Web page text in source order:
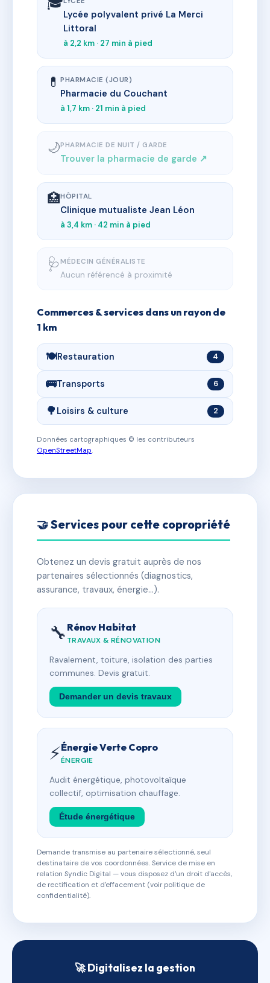
Lycée polyvalent privé La Merci
Littoral
à 2,2 km · 27 min à pied
💊 PHARMACIE (JOUR)
Pharmacie du Couchant
à 1,7 km · 21 min à pied
🌙PHARMACIE DE NUIT / GARDE
Trouver la pharmacie de garde ↗
🏥HÔPITAL
Clinique mutualiste Jean Léon
à 3,4 km · 42 min à pied
🩺 MÉDECIN GÉNÉRALISTE
Aucun référencé à proximité
Commerces & services dans un rayon de
1 km
🍽️Restauration 4
🚌Transports 6
🌳 Loisirs & culture 2
Données cartographiques © les contributeurs
OpenStreetMap.
🤝 Services pour cette copropriété
Obtenez un devis gratuit auprès de nos
partenaires sélectionnés (diagnostics,
assurance, travaux, énergie…).
🔧 Rénov Habitat
TRAVAUX & RÉNOVATION
Ravalement, toiture, isolation des parties
communes. Devis gratuit.
Demander un devis travaux
⚡Énergie Verte Copro
ÉNERGIE
Audit énergétique, photovoltaïque
collectif, optimisation chauffage.
Étude énergétique
Demande transmise au partenaire sélectionné, seul
destinataire de vos coordonnées. Service de mise en
relation Syndic Digital — vous disposez d'un droit d'accès,
de rectification et d'effacement (voir politique de
confidentialité).
🚀 Digitalisez la gestion